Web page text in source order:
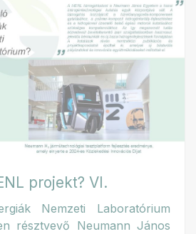
projekt? VI.
Nemzeti Laboratórium
résztvevő Neumann János